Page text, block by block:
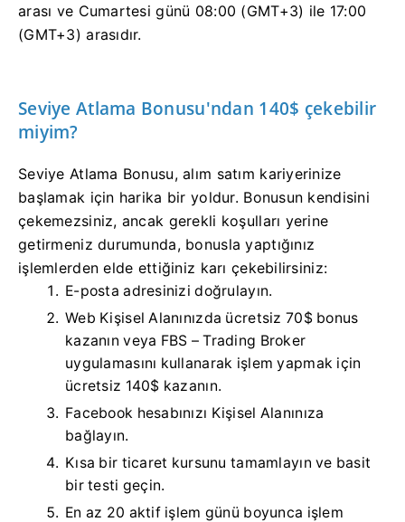
arası ve Cumartesi günü 08:00 (GMT+3) ile 17:00
(GMT+3) arasıdır.
Seviye Atlama Bonusu'ndan 140$ çekebilir
miyim?
Seviye Atlama Bonusu, alım satım kariyerinize
başlamak için harika bir yoldur. Bonusun kendisini
çekemezsiniz, ancak gerekli koşulları yerine
getirmeniz durumunda, bonusla yaptığınız
işlemlerden elde ettiğiniz karı çekebilirsiniz:
E-posta adresinizi doğrulayın.
Web Kişisel Alanınızda ücretsiz 70$ bonus
kazanın veya FBS – Trading Broker
uygulamasını kullanarak işlem yapmak için
ücretsiz 140$ kazanın.
Facebook hesabınızı Kişisel Alanınıza
bağlayın.
Kısa bir ticaret kursunu tamamlayın ve basit
bir testi geçin.
En az 20 aktif işlem günü boyunca işlem